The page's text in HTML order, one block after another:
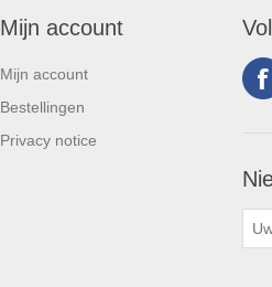
Mijn account
Mijn account
Bestellingen
Privacy notice